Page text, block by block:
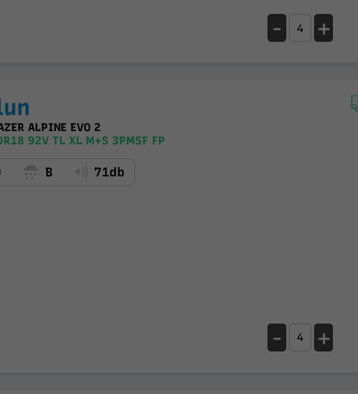
- +
ALPINE EVO 2
92V TL XL M+S 3PMSF FP
B 71db
- +